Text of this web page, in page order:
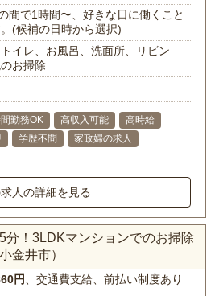
間で1時間〜、好きな日に働くこと
(候補の日時から選択)
イレ、お風呂、洗面所、リビン
お掃除
勤務OK 高収入可能
高時給
学歴不問
家政婦の求人
人の詳細を見る
分！3LDKマンションでのお掃除
金井市）
円 、交通費支給、前払い制度あり